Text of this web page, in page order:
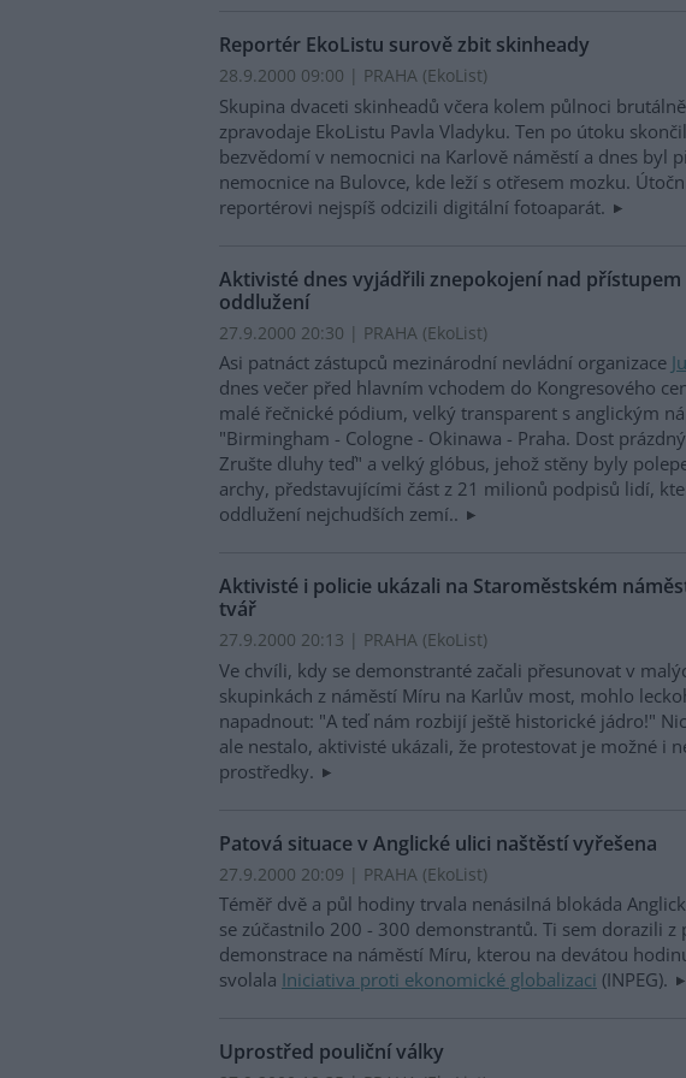
Reportér EkoListu surově zbit skinheady
28.9.2000 09:00 | PRAHA (EkoList)
Skupina dvaceti skinheadů včera kolem půlnoci
zpravodaje EkoListu Pavla Vladyku. Ten po útoku
bezvědomí v nemocnici na Karlově náměstí a dnes byl
nemocnice na Bulovce, kde leží s otřesem mozku.
reportérovi nejspíš odcizili digitální fotoaparát.
Aktivisté dnes vyjádřili znepokojení nad
oddlužení
27.9.2000 20:30 | PRAHA (EkoList)
Asi patnáct zástupců mezinárodní nevládní organizace
dnes večer před hlavním vchodem do Kongresového
malé řečnické pódium, velký transparent s anglickým
"Birmingham - Cologne - Okinawa - Praha. Dost
Zrušte dluhy teď" a velký glóbus, jehož stěny byly
archy, představujícími část z 21 milionů podpisů lidí,
oddlužení nejchudších zemí..
Aktivisté i policie ukázali na Staroměstském
tvář
27.9.2000 20:13 | PRAHA (EkoList)
Ve chvíli, kdy se demonstranté začali přesunovat v
skupinkách z náměstí Míru na Karlův most, mohlo
napadnout: "A teď nám rozbijí ještě historické jádro!"
ale nestalo, aktivisté ukázali, že protestovat je možné i
prostředky.
Patová situace v Anglické ulici naštěstí vyřešena
27.9.2000 20:09 | PRAHA (EkoList)
Téměř dvě a půl hodiny trvala nenásilná blokáda
se zúčastnilo 200 - 300 demonstrantů. Ti sem dorazili z
demonstrace na náměstí Míru, kterou na devátou
svolala Iniciativa proti ekonomické globalizaci (INPEG).
Uprostřed pouliční války